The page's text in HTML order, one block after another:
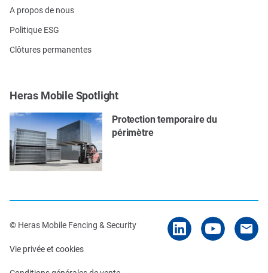
A propos de nous
Politique ESG
Clôtures permanentes
Heras Mobile Spotlight
Protection temporaire du
périmètre
© Heras Mobile Fencing & Security
Vie privée et cookies